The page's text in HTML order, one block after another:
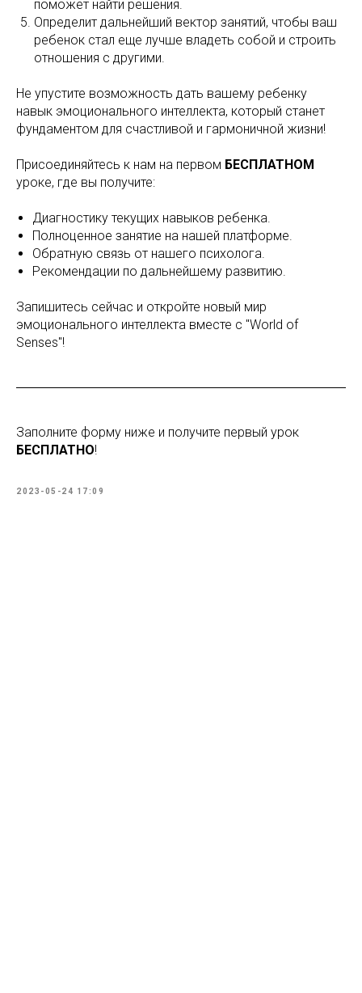
поможет найти решения.
Определит дальнейший вектор занятий, чтобы ваш
ребенок стал еще лучше владеть собой и строить
отношения с другими.
Не упустите возможность дать вашему ребенку
навык эмоционального интеллекта, который станет
фундаментом для счастливой и гармоничной жизни!
Присоединяйтесь к нам на первом БЕСПЛАТНОМ
уроке, где вы получите:
Диагностику текущих навыков ребенка.
Полноценное занятие на нашей платформе.
Обратную связь от нашего психолога.
Рекомендации по дальнейшему развитию.
Запишитесь сейчас и откройте новый мир
эмоционального интеллекта вместе с "World of
Senses"!
Заполните форму ниже и получите первый урок
БЕСПЛАТНО!
2023-05-24 17:09